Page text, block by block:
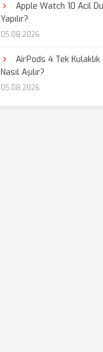
Apple Watch 10 Acil
Yapılır?
05.08.2026
AirPods 4 Tek
Nasıl Aşılır?
05.08.2026